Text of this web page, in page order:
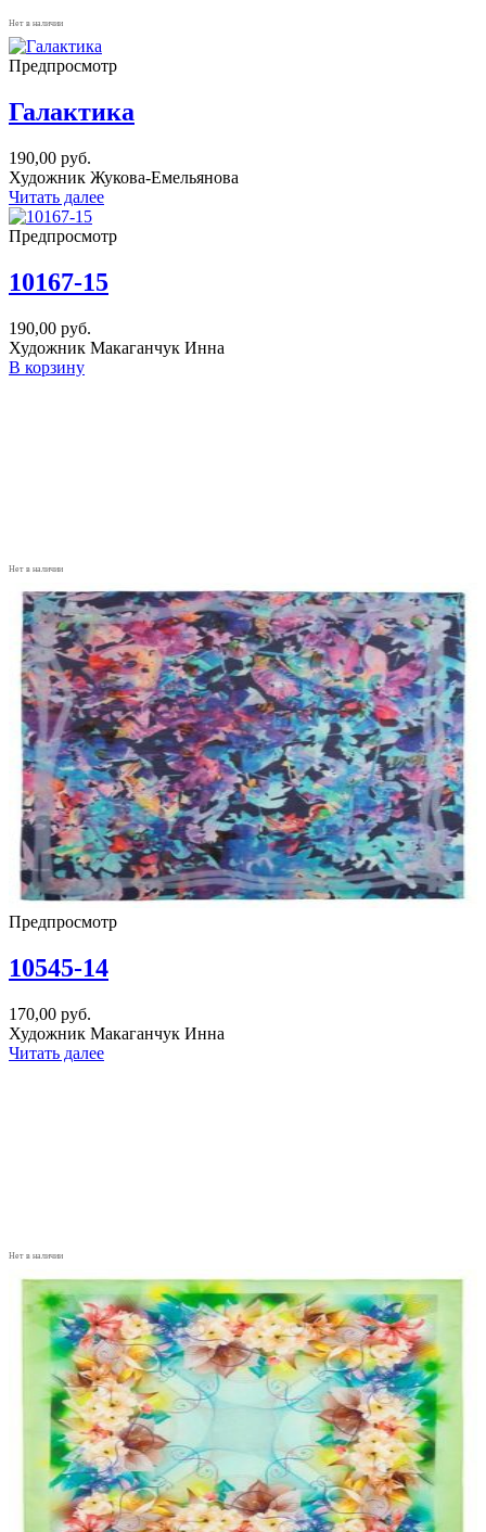
Нет в наличии
Предпросмотр
Галактика
190,00 руб.
Художник Жукова-Емельянова
Читать далее
Предпросмотр
10167-15
190,00 руб.
Художник Макаганчук Инна
В корзину
Нет в наличии
Предпросмотр
10545-14
170,00 руб.
Художник Макаганчук Инна
Читать далее
Нет в наличии